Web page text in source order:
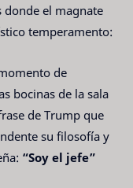
donde el magnate
temperamento:
de
bocinas de la sala
de Trump que
su filosofía y
“Soy el jefe”